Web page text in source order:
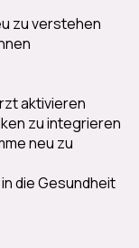
zu verstehen
aktivieren
zu integrieren
neu zu
die Gesundheit